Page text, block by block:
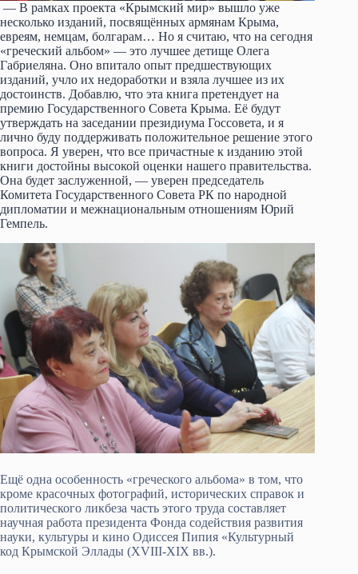
— В рамках проекта «Крымский мир» вышло уже
несколько изданий, посвящённых армянам Крыма,
евреям, немцам, болгарам… Но я считаю, что на сегодня
«греческий альбом» — это лучшее детище Олега
Габриеляна. Оно впитало опыт предшествующих
изданий, учло их недоработки и взяла лучшее из их
достоинств. Добавлю, что эта книга претендует на
премию Государственного Совета Крыма. Её будут
утверждать на заседании президиума Госсовета, и я
лично буду поддерживать положительное решение этого
вопроса. Я уверен, что все причастные к изданию этой
книги достойны высокой оценки нашего правительства.
Она будет заслуженной, — уверен председатель
Комитета Государственного Совета РК по народной
дипломатии и межнациональным отношениям Юрий
Гемпель.
Ещё одна особенность «греческого альбома» в том, что
кроме красочных фотографий, исторических справок и
политического ликбеза часть этого труда составляет
научная работа президента Фонда содействия развития
науки, культуры и кино Одиссея Пипия «Культурный
код Крымской Эллады (XVIII-XIX вв.).